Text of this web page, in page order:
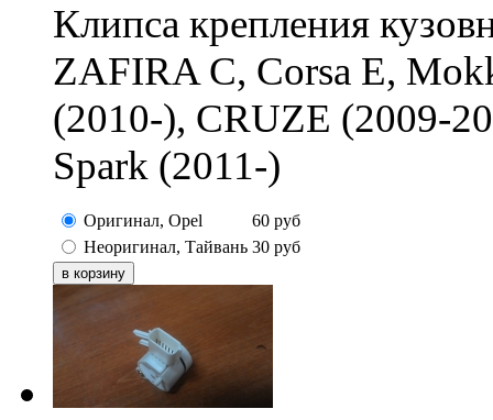
Клипса крепления
ZAFIRA C, Corsa E,
(2010-), CRUZE (2009-
Spark (2011-)
Оригинал, Opel 60 руб
Неоригинал, Тайвань 30 руб